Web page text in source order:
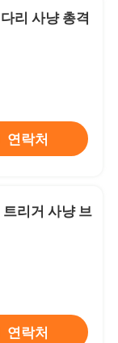
리 사냥 총격
연락처
리거 사냥 브
연락처